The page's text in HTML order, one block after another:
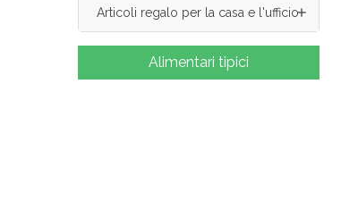
Articoli regalo per la casa e l'ufficio
Alimentari tipici